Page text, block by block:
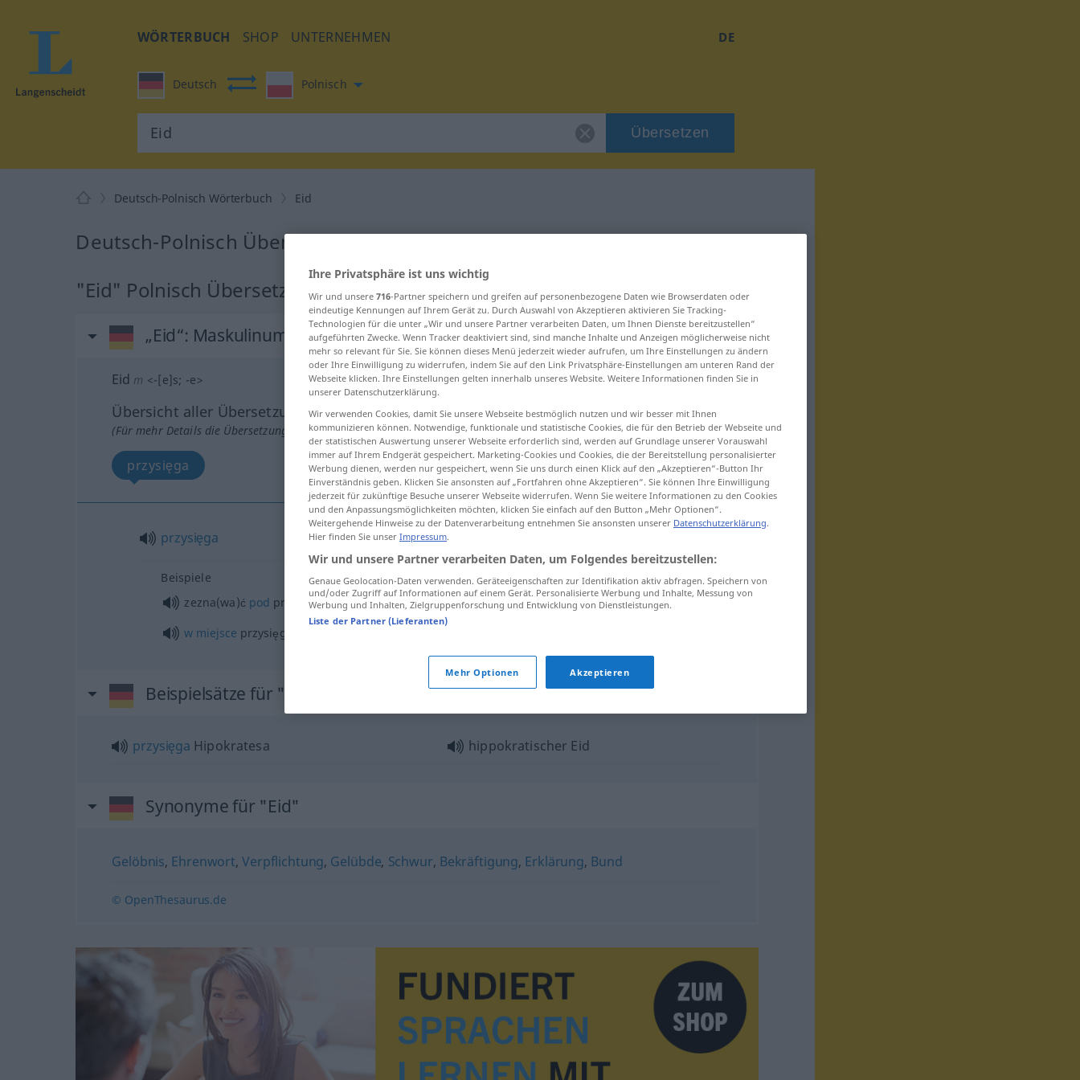
WÖRTERBUCH SHOP UNTERNEHMEN DE
Deutsch Polnisch
Übersetzen
Deutsch-Polnisch Wörterbuch Eid
Deutsch-Polnisch Übersetzung für "Eid"
"Eid" Polnisch Übersetzung
„Eid“: Maskulinum
Eid m <-[e]s; -e>
Übersicht aller Übersetzungen
(Für mehr Details die Übersetzung anklicken/antippen)
przysięga
przysięga
Beispiele
zezna(wa)ć pod przysięgą unter Eidaussagen
w miejsce przysięgi
Beispielsätze für "Eid"
przysięga Hipokratesa hippokratischer Eid
Synonyme für "Eid"
Gelöbnis, Ehrenwort,Verpflichtung, Gelübde, Schwur, Bekräftigung, Erklärung, Bund
© OpenThesaurus.de
Ihre Privatsphäre ist uns wichtig
Wir und unsere 716-Partner speichern und greifen auf personenbezogene Daten wie Browserdaten oder
eindeutige Kennungen auf Ihrem Gerät zu. Durch Auswahl von Akzeptieren aktivieren Sie Tracking-
Technologien für die unter „Wir und unsere Partner verarbeiten Daten, um Ihnen Dienste bereitzustellen“
aufgeführten Zwecke. Wenn Tracker deaktiviert sind, sind manche Inhalte und Anzeigen möglicherweise nicht
mehr so relevant für Sie. Sie können dieses Menü jederzeit wieder aufrufen, um Ihre Einstellungen zu ändern
oder Ihre Einwilligung zu widerrufen, indem Sie auf den Link Privatsphäre-Einstellungen am unteren Rand der
Webseite klicken. Ihre Einstellungen gelten innerhalb unseres Website. Weitere Informationen finden Sie in
unserer Datenschutzerklärung.
Wir verwenden Cookies, damit Sie unsere Webseite bestmöglich nutzen und wir besser mit Ihnen
kommunizieren können. Notwendige, funktionale und statistische Cookies, die für den Betrieb der Webseite und
der statistischen Auswertung unserer Webseite erforderlich sind, werden auf Grundlage unserer Vorauswahl
immer auf Ihrem Endgerät gespeichert. Marketing-Cookies und Cookies, die der Bereitstellung personalisierter
Werbung dienen, werden nur gespeichert, wenn Sie uns durch einen Klick auf den „Akzeptieren“-Button Ihr
Einverständnis geben. Klicken Sie ansonsten auf „Fortfahren ohne Akzeptieren“. Sie können Ihre Einwilligung
jederzeit für zukünftige Besuche unserer Webseite widerrufen. Wenn Sie weitere Informationen zu den Cookies
und den Anpassungsmöglichkeiten möchten, klicken Sie einfach auf den Button „Mehr Optionen“.
Weitergehende Hinweise zu der Datenverarbeitung entnehmen Sie ansonsten unserer Datenschutzerklärung.
Hier finden Sie unser Impressum.
Wir und unsere Partner verarbeiten Daten, um Folgendes bereitzustellen:
Genaue Geolocation-Daten verwenden. Geräteeigenschaften zur Identifikation aktiv abfragen. Speichern von
und/oder Zugriff auf Informationen auf einem Gerät. Personalisierte Werbung und Inhalte, Messung von
Werbung und Inhalten, Zielgruppenforschung und Entwicklung von Dienstleistungen.
Liste der Partner (Lieferanten)
Mehr Optionen Akzeptieren